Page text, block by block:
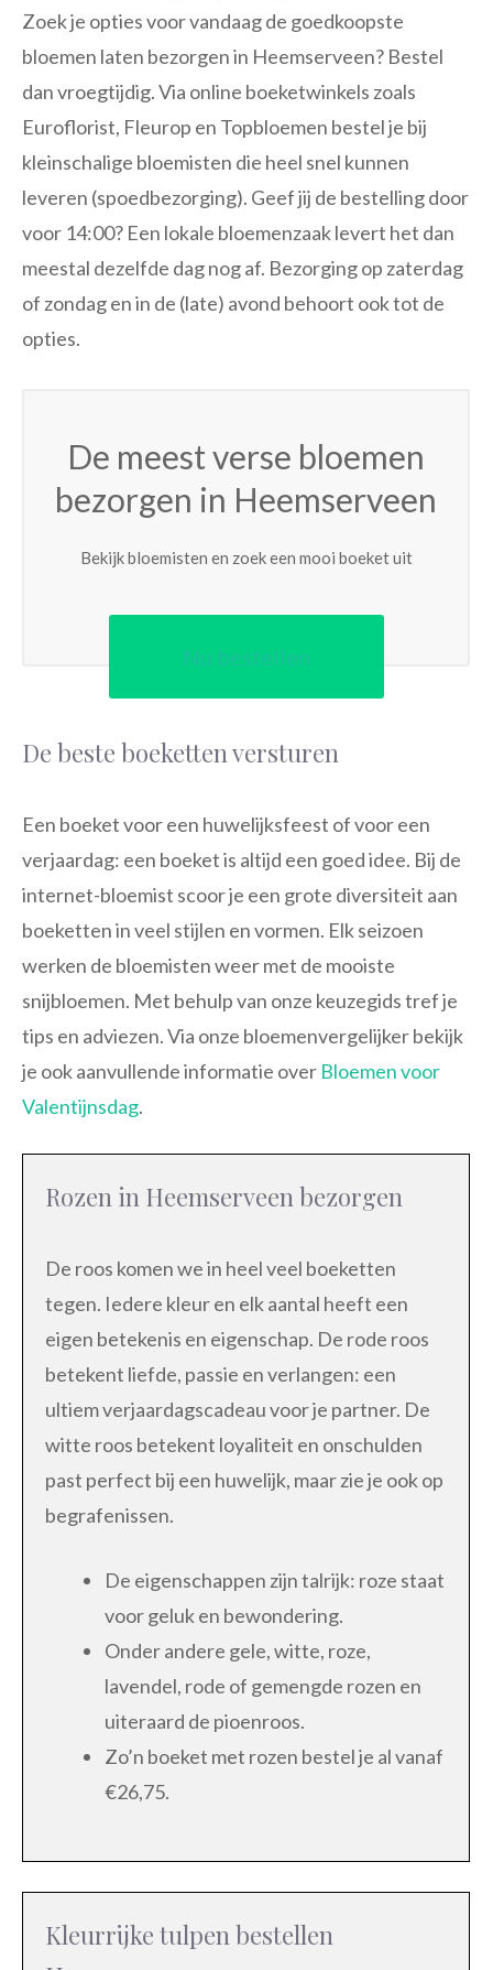
Zoek je opties voor vandaag de goedkoopste
bloemen laten bezorgen in Heemserveen? Bestel
dan vroegtijdig. Via online boeketwinkels zoals
Euroflorist, Fleurop en Topbloemen bestel je bij
kleinschalige bloemisten die heel snel kunnen
leveren (spoedbezorging). Geef jij de bestelling door
voor 14:00? Een lokale bloemenzaak levert het dan
meestal dezelfde dag nog af. Bezorging op zaterdag
of zondag en in de (late) avond behoort ook tot de
opties.
De meest verse bloemen
bezorgen in Heemserveen
Bekijk bloemisten en zoek een mooi boeket uit
Nu bestellen
De beste boeketten versturen
Een boeket voor een huwelijksfeest of voor een
verjaardag: een boeket is altijd een goed idee. Bij de
internet-bloemist scoor je een grote diversiteit aan
boeketten in veel stijlen en vormen. Elk seizoen
werken de bloemisten weer met de mooiste
snijbloemen. Met behulp van onze keuzegids tref je
tips en adviezen. Via onze bloemenvergelijker bekijk
je ook aanvullende informatie over Bloemen voor
Valentijnsdag.
Rozen in Heemserveen bezorgen
De roos komen we in heel veel boeketten
tegen. Iedere kleur en elk aantal heeft een
eigen betekenis en eigenschap. De rode roos
betekent liefde, passie en verlangen: een
ultiem verjaardagscadeau voor je partner. De
witte roos betekent loyaliteit en onschulden
past perfect bij een huwelijk, maar zie je ook op
begrafenissen.
De eigenschappen zijn talrijk: roze staat
voor geluk en bewondering.
Onder andere gele, witte, roze,
lavendel, rode of gemengde rozen en
uiteraard de pioenroos.
Zo’n boeket met rozen bestel je al vanaf
€26,75.
Kleurrijke tulpen bestellen